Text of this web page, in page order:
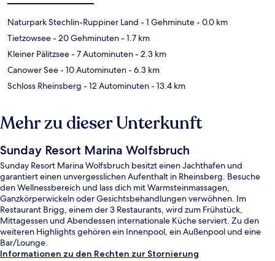
Naturpark Stechlin-Ruppiner Land - 1 Gehminute- 0.0 km
Tietzowsee- 20 Gehminuten- 1.7 km
Kleiner Pälitzsee- 7 Autominuten- 2.3 km
Canower See- 10 Autominuten- 6.3 km
Schloss Rheinsberg - 12 Autominuten- 13.4 km
Mehr zu dieser Unterkunft
Sunday Resort Marina Wolfsbruch
Sunday Resort Marina Wolfsbruch besitzt einen Jachthafen und
garantiert einen unvergesslichen Aufenthalt in Rheinsberg. Besuche
den Wellnessbereich und lass dich mit Warmsteinmassagen,
Ganzkörperwickeln oder Gesichtsbehandlungen verwöhnen. Im
Restaurant Brigg, einem der 3 Restaurants, wird zum Frühstück,
Mittagessen und Abendessen internationale Küche serviert. Zu den
weiteren Highlights gehören ein Innenpool, ein Außenpool und eine
Bar/Lounge.
Informationen zu den Rechten zur Stornierung